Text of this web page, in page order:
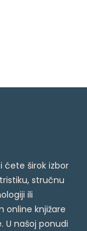
ćete širok izbor
stručnu
ili
online knjižare
U našoj ponudi